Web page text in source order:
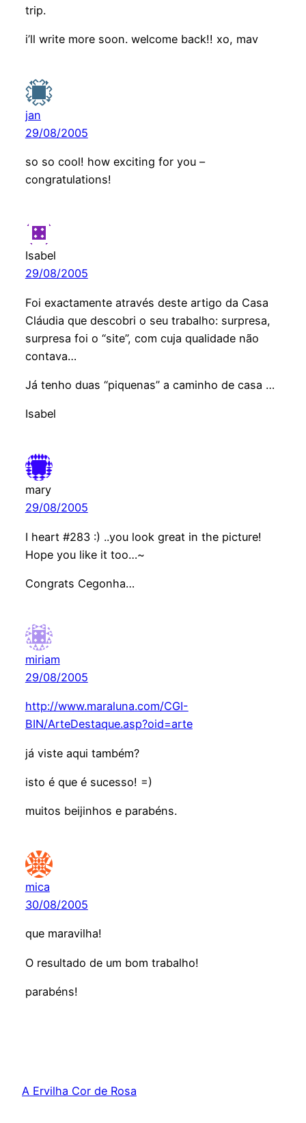
trip.
i’ll write more soon. welcome back!! xo, mav
jan
29/08/2005
so so cool! how exciting for you –
congratulations!
Isabel
29/08/2005
Foi exactamente através deste artigo da Casa
Cláudia que descobri o seu trabalho: surpresa,
surpresa foi o “site”, com cuja qualidade não
contava…
Já tenho duas “piquenas” a caminho de casa …
Isabel
mary
29/08/2005
I heart #283 :) ..you look great in the picture!
Hope you like it too…~
Congrats Cegonha…
miriam
29/08/2005
http://www.maraluna.com/CGI-
BIN/ArteDestaque.asp?oid=arte
já viste aqui também?
isto é que é sucesso! =)
muitos beijinhos e parabéns.
mica
30/08/2005
que maravilha!
O resultado de um bom trabalho!
parabéns!
A Ervilha Cor de Rosa